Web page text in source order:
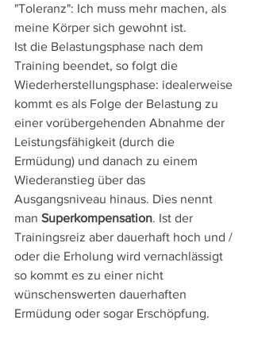
"Toleranz": Ich muss mehr machen, als
meine Körper sich gewohnt ist.
Ist die Belastungsphase nach dem
Training beendet, so folgt die
Wiederherstellungsphase: idealerweise
kommt es als Folge der Belastung zu
einer vorübergehenden Abnahme der
Leistungsfähigkeit (durch die
Ermüdung) und danach zu einem
Wiederanstieg über das
Ausgangsniveau hinaus. Dies nennt
man Superkompensation. Ist der
Trainingsreiz aber dauerhaft hoch und /
oder die Erholung wird vernachlässigt
so kommt es zu einer nicht
wünschenswerten dauerhaften
Ermüdung oder sogar Erschöpfung.